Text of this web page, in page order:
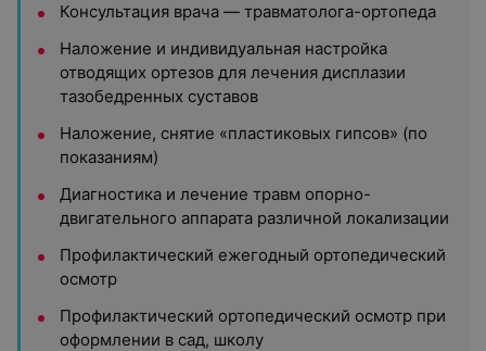
Консультация врача — травматолога-ортопеда
Наложение и индивидуальная настройка
отводящих ортезов для лечения дисплазии
тазобедренных суставов
Наложение, снятие «пластиковых гипсов» (по
показаниям)
Диагностика и лечение травм опорно-
двигательного аппарата различной локализации
Профилактический ежегодный ортопедический
осмотр
Профилактический ортопедический осмотр при
оформлении в сад, школу